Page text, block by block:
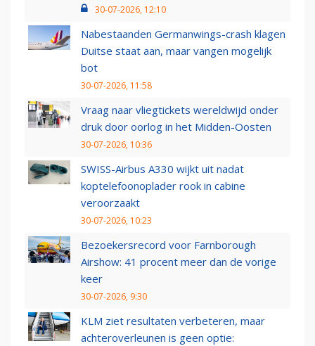
30-07-2026, 12:10
Nabestaanden Germanwings-crash klagen
Duitse staat aan, maar vangen mogelijk
bot
30-07-2026, 11:58
Vraag naar vliegtickets wereldwijd onder
druk door oorlog in het Midden-Oosten
30-07-2026, 10:36
SWISS-Airbus A330 wijkt uit nadat
koptelefoonoplader rook in cabine
veroorzaakt
30-07-2026, 10:23
Bezoekersrecord voor Farnborough
Airshow: 41 procent meer dan de vorige
keer
30-07-2026, 9:30
KLM ziet resultaten verbeteren, maar
achteroverleunen is geen optie: